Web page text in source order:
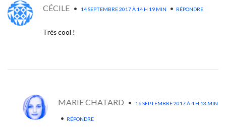
CÉCILE • 14 SEPTEMBRE 2017 À 14 H 19 MIN • RÉPONDRE
Très cool !
MARIE CHATARD • 16 SEPTEMBRE 2017 À 4 H 13 MIN
• RÉPONDRE